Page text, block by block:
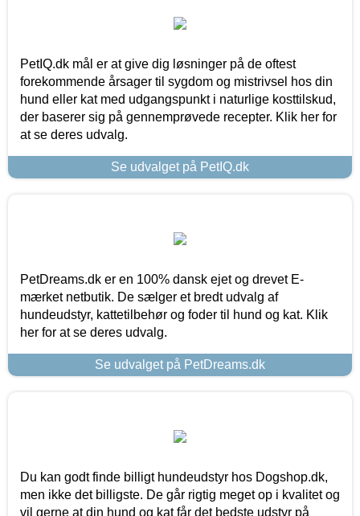
PetIQ.dk mål er at give dig løsninger på de oftest
forekommende årsager til sygdom og mistrivsel hos din
hund eller kat med udgangspunkt i naturlige kosttilskud,
der baserer sig på gennemprøvede recepter. Klik her for
at se deres udvalg.
Se udvalget på PetIQ.dk
PetDreams.dk er en 100% dansk ejet og drevet E-
mærket netbutik. De sælger et bredt udvalg af
hundeudstyr, kattetilbehør og foder til hund og kat. Klik
her for at se deres udvalg.
Se udvalget på PetDreams.dk
Du kan godt finde billigt hundeudstyr hos Dogshop.dk,
men ikke det billigste. De går rigtig meget op i kvalitet og
vil gerne at din hund og kat får det bedste udstyr på